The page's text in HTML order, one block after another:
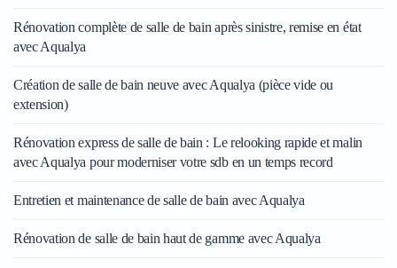
Rénovation complète de salle de bain après sinistre, remise en état
avec Aqualya
Création de salle de bain neuve avec Aqualya (pièce vide ou
extension)
Rénovation express de salle de bain : Le relooking rapide et malin
avec Aqualya pour moderniser votre sdb en un temps record
Entretien et maintenance de salle de bain avec Aqualya
Rénovation de salle de bain haut de gamme avec Aqualya